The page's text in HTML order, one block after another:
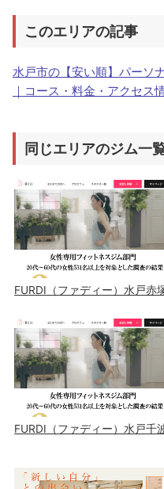
このエリアの記事
水戸市の【安い順】パーソ
｜コース・料金・アクセス
同じエリアのジム一
FURDI（ファディー）水戸赤
FURDI（ファディー）水戸千